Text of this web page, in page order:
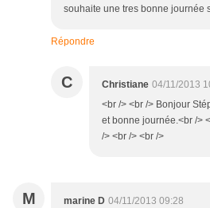
souhaite une tres bonne journée
Répondre
C Christiane 04/11/2013
<br /> <br /> Bonjour
et bonne journée.<br />
/> <br /> <br />
M marine D 04/11/2013 09:28